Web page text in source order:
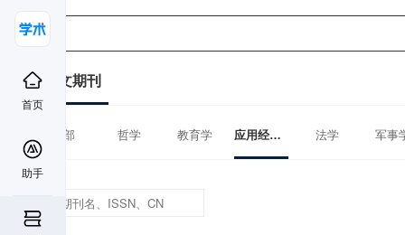
首页
助手
中文期刊
全部 哲学 教育学 应用经济学 法学 军事